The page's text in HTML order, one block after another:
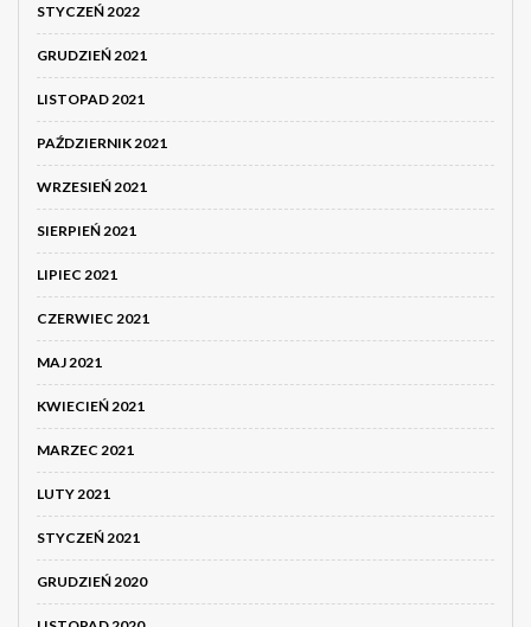
STYCZEŃ 2022
GRUDZIEŃ 2021
LISTOPAD 2021
PAŹDZIERNIK 2021
WRZESIEŃ 2021
SIERPIEŃ 2021
LIPIEC 2021
CZERWIEC 2021
MAJ 2021
KWIECIEŃ 2021
MARZEC 2021
LUTY 2021
STYCZEŃ 2021
GRUDZIEŃ 2020